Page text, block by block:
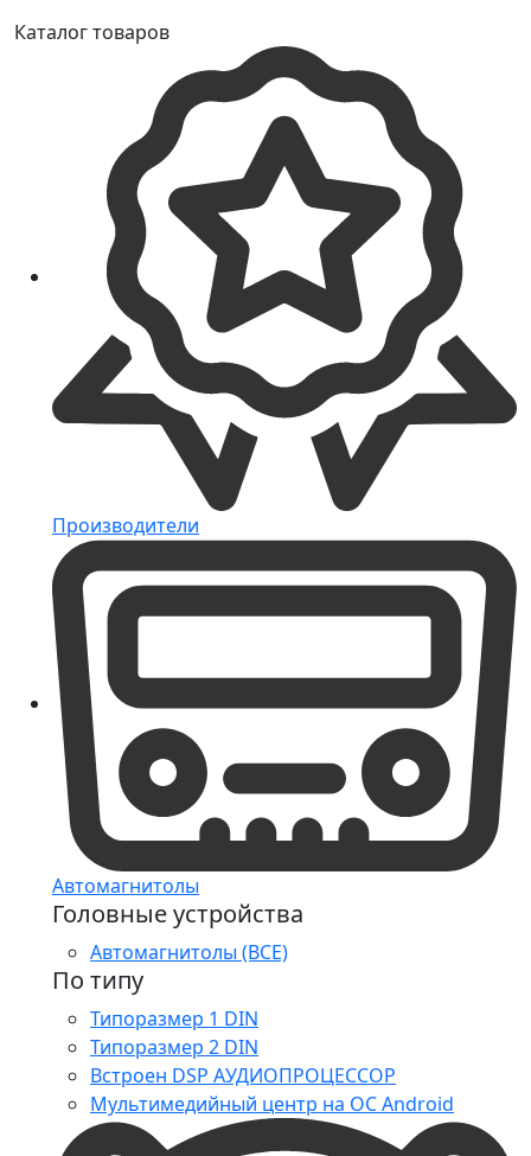
Каталог товаров
Производители
Автомагнитолы
Головные устройства
Автомагнитолы (ВСЕ)
По типу
Типоразмер 1 DIN
Типоразмер 2 DIN
Встроен DSP АУДИОПРОЦЕССОР
Мультимедийный центр на ОС Android